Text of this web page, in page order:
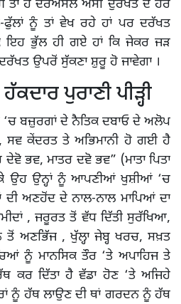
ਤਾਂ ਹੈ ਦਰਅਸਲ ਅਸੀਂ ਦੁਰੱਖਤ ਦੇ ਹਰੇ
ਨੂੰ ਤਾਂ ਵੇਖ ਰਹੇ ਹਾਂ ਪਰ ਦਰੱਖਤ
ਭੁੱਲ ਹੀ ਗਏ ਹਾਂ ਕਿ ਜੇਕਰ ਜੜ
ਉਪਰੋਂ ਸੁੱਕਣਾ ਸ਼ੁਰੂ ਹੋ ਜਾਵੇਗਾ ।
ਪੁਰਾਣੀ ਪੀੜ੍ਹੀ
‘ਚ ਬਜ਼ੁਰਗਾਂ ਦੇ ਨੈਤਿਕ ਦਬਾਓ ਦੇ ਅਲੋਪ
ਸਵ ਕੇਂਦਰਤ ਤੇ ਅਭਿਮਾਨੀ ਹੋ ਗਈ ਹੈ
ਭਵ, ਮਾਤਰ ਦਵੋ ਭਵ” (ਮਾਤਾ ਪਿਤਾ
ਉਹ ਉਨ੍ਹਾਂ ਨੂੰ ਆਪਣੀਆਂ ਖੁਸ਼ੀਆਂ ‘ਚ
ਅਣਹੋਂਦ ਦੇ ਨਾਲ-ਨਾਲ ਮਾਪਿਆਂ ਦਾ
, ਜਰੂਰਤ ਤੋਂ ਵੱਧ ਦਿੱਤੀ ਸੁਰੱਖਿਆ,
ਤੋਂ ਅਣਭਿੱਜ , ਖੁੱਲ੍ਹਾ ਜੇਬ੍ਹ ਖਰਚ, ਸਖ਼ਤ
ਨੂੰ ਮਾਨਸਿਕ ਤੌਰ ‘ਤੇ ਅਪਾਹਿਜ ਤੇ
ਕਰ ਦਿੱਤਾ ਹੈ ਵੱਡਾ ਹੋਣ ‘ਤੇ ਅਜਿਹੇ
ਨੂੰ ਹੱਥ ਲਾਉਣ ਦੀ ਥਾਂ ਗਰਦਨ ਨੂੰ ਹੱਥ